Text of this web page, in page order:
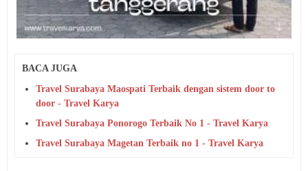
BACA JUGA
Travel Surabaya Maospati Terbaik dengan sistem door to
door - Travel Karya
Travel Surabaya Ponorogo Terbaik No 1 - Travel Karya
Travel Surabaya Magetan Terbaik no 1 - Travel Karya